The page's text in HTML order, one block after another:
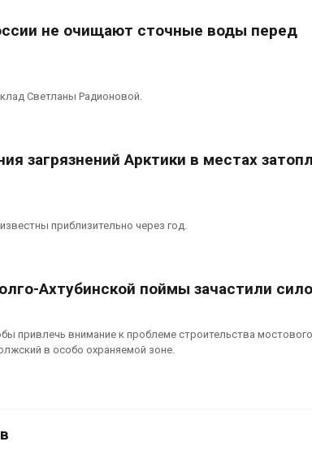
не очищают сточные воды перед
Светланы Радионовой.
загрязнений Арктики в местах
приблизительно через год.
Ахтубинской поймы зачастили
привлечь внимание к проблеме строительства мостового
в особо охраняемой зоне.